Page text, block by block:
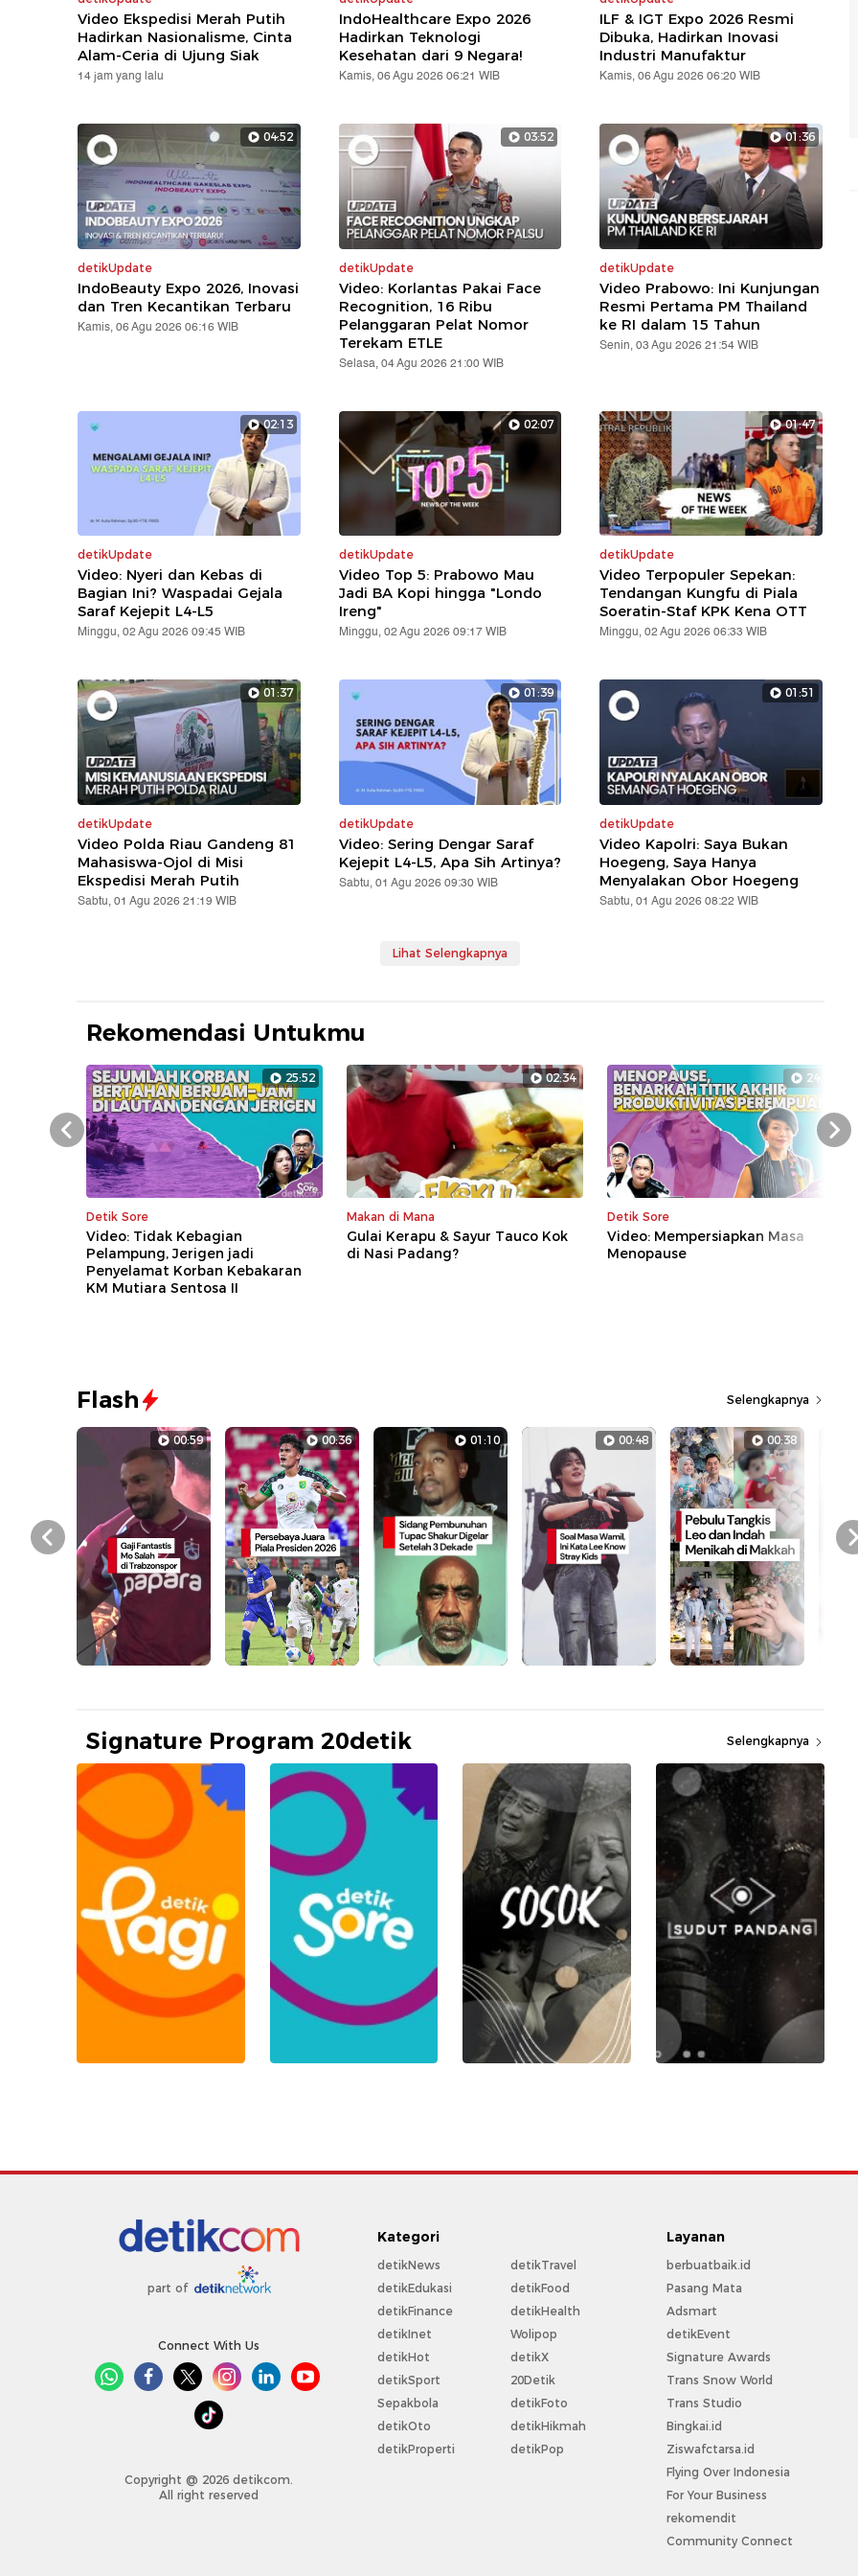
Video Ekspedisi Merah Putih
Hadirkan Nasionalisme, Cinta
Alam-Ceria di Ujung Siak
14 jam yang lalu
IndoHealthcare Expo 2026
Hadirkan Teknologi
Kesehatan dari 9 Negara!
Kamis, 06 Agu 2026 06:21 WIB
ILF & IGT Expo 2026 Resmi
Dibuka, Hadirkan Inovasi
Industri Manufaktur
Kamis, 06 Agu 2026 06:20 WIB
04:52
detikUpdate
IndoBeauty Expo 2026, Inovasi
dan Tren Kecantikan Terbaru
Kamis, 06 Agu 2026 06:16 WIB
03:52
detikUpdate
Video: Korlantas Pakai Face
Recognition, 16 Ribu
Pelanggaran Pelat Nomor
Terekam ETLE
Selasa, 04 Agu 2026 21:00 WIB
01:36
detikUpdate
Video Prabowo: Ini Kunjungan
Resmi Pertama PM Thailand
ke RI dalam 15 Tahun
Senin, 03 Agu 2026 21:54 WIB
02:13
detikUpdate
Video: Nyeri dan Kebas di
Bagian Ini? Waspadai Gejala
Saraf Kejepit L4-L5
Minggu, 02 Agu 2026 09:45 WIB
02:07
detikUpdate
Video Top 5: Prabowo Mau
Jadi BA Kopi hingga "Londo
Ireng"
Minggu, 02 Agu 2026 09:17 WIB
01:47
detikUpdate
Video Terpopuler Sepekan:
Tendangan Kungfu di Piala
Soeratin-Staf KPK Kena OTT
Minggu, 02 Agu 2026 06:33 WIB
01:37
detikUpdate
Video Polda Riau Gandeng 81
Mahasiswa-Ojol di Misi
Ekspedisi Merah Putih
Sabtu, 01 Agu 2026 21:19 WIB
01:39
detikUpdate
Video: Sering Dengar Saraf
Kejepit L4-L5, Apa Sih Artinya?
Sabtu, 01 Agu 2026 09:30 WIB
01:51
detikUpdate
Video Kapolri: Saya Bukan
Hoegeng, Saya Hanya
Menyalakan Obor Hoegeng
Sabtu, 01 Agu 2026 08:22 WIB
Lihat Selengkapnya
Rekomendasi Untukmu
25:52
Detik Sore
Video: Tidak Kebagian
Pelampung, Jerigen jadi
Penyelamat Korban Kebakaran
KM Mutiara Sentosa II
02:34
Makan di Mana
Gulai Kerapu & Sayur Tauco Kok
di Nasi Padang?
24:01
Detik Sore
Video: Mempersiapkan Masa
Menopause
Prev Next
Flash Selengkapnya
00:59 00:36 01:10 00:48 00:38
Prev
Signature Program 20detik Selengkapnya
part of
Connect With Us
Copyright @ 2026 detikcom.
All right reserved
Kategori
detikNews
detikEdukasi
detikFinance
detikInet
detikHot
detikSport
Sepakbola
detikOto
detikProperti
detikTravel
detikFood
detikHealth
Wolipop
detikX
20Detik
detikFoto
detikHikmah
detikPop
Layanan
berbuatbaik.id
Pasang Mata
Adsmart
detikEvent
Signature Awards
Trans Snow World
Trans Studio
Bingkai.id
Ziswafctarsa.id
Flying Over Indonesia
For Your Business
rekomendit
Community Connect